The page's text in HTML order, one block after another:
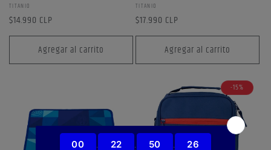
Proveedor:
TITANIO
Precio
habitual
$14.990 CLP
Agregar al carrito
Proveedor:
TITANIO
Precio
habitual
$17.990 CLP
Agregar al carrito
-15%